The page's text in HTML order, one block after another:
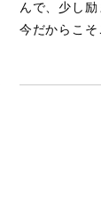
んで、少し
今だからこそ